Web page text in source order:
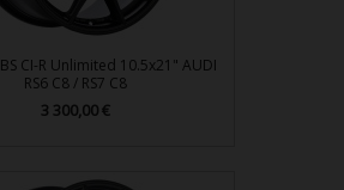
CI-R Unlimited 10.5x21" AUDI
RS6 C8 / RS7 C8
Prix
3 300,00 €